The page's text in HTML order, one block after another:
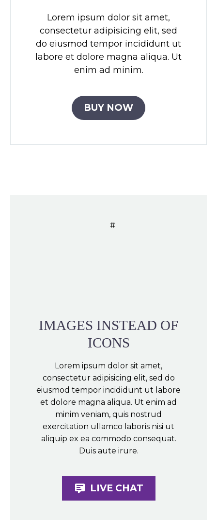
Lorem ipsum dolor sit amet,
consectetur adipisicing elit, sed
do eiusmod tempor incididunt ut
labore et dolore magna aliqua. Ut
enim ad minim.
BUY NOW
IMAGES INSTEAD OF
ICONS
Lorem ipsum dolor sit amet,
consectetur adipisicing elit, sed do
eiusmod tempor incididunt ut labore
et dolore magna aliqua. Ut enim ad
minim veniam, quis nostrud
exercitation ullamco laboris nisi ut
aliquip ex ea commodo consequat.
Duis aute irure.
 LIVE CHAT